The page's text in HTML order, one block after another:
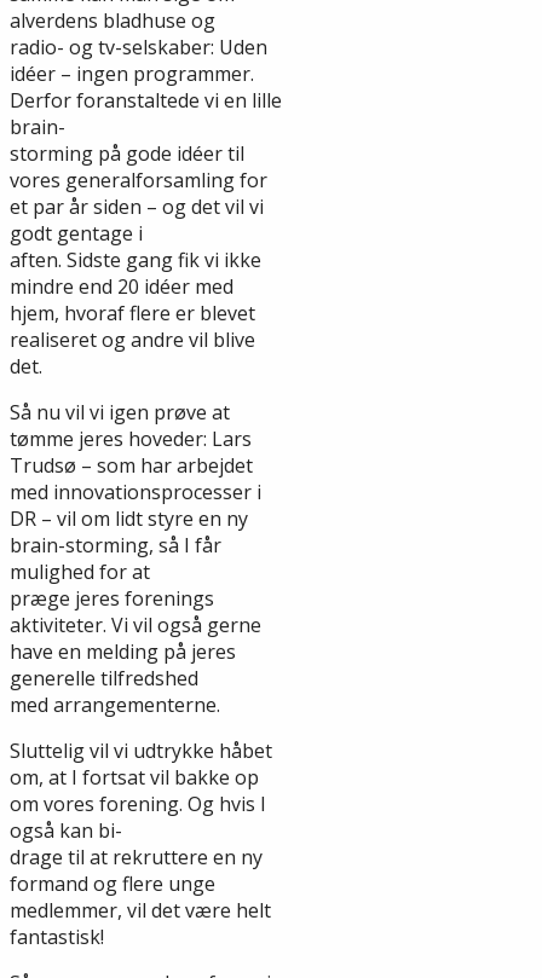
alverdens bladhuse og
radio- og tv-selskaber: Uden
idéer – ingen programmer.
Derfor foranstaltede vi en lille
brain-
storming på gode idéer til
vores generalforsamling for
et par år siden – og det vil vi
godt gentage i
aften. Sidste gang fik vi ikke
mindre end 20 idéer med
hjem, hvoraf flere er blevet
realiseret og andre vil blive
det.
Så nu vil vi igen prøve at
tømme jeres hoveder: Lars
Trudsø – som har arbejdet
med innovationsprocesser i
DR – vil om lidt styre en ny
brain-storming, så I får
mulighed for at
præge jeres forenings
aktiviteter. Vi vil også gerne
have en melding på jeres
generelle tilfredshed
med arrangementerne.
Sluttelig vil vi udtrykke håbet
om, at I fortsat vil bakke op
om vores forening. Og hvis I
også kan bi-
drage til at rekruttere en ny
formand og flere unge
medlemmer, vil det være helt
fantastisk!